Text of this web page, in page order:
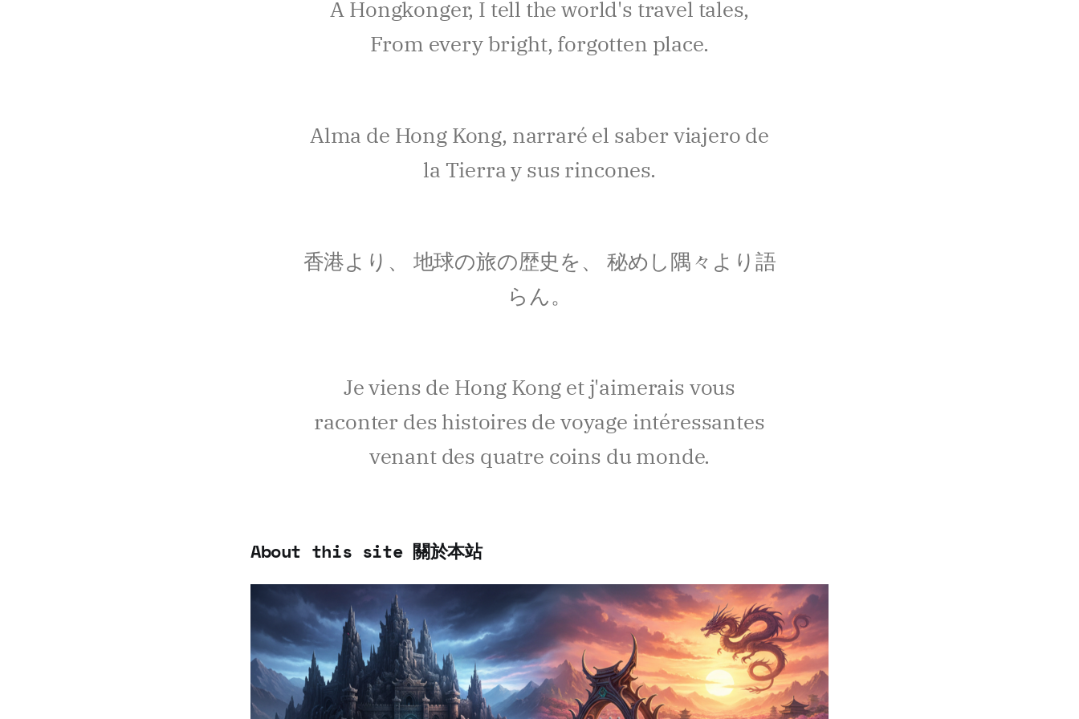
A Hongkonger, I tell the world's travel tales,
From every bright, forgotten place.
Alma de Hong Kong, narraré el saber viajero de
la Tierra y sus rincones.
香港より、 地球の旅の歴史を、 秘めし隅々より語
らん。
Je viens de Hong Kong et j'aimerais vous
raconter des histoires de voyage intéressantes
venant des quatre coins du monde.
About this site 關於本站